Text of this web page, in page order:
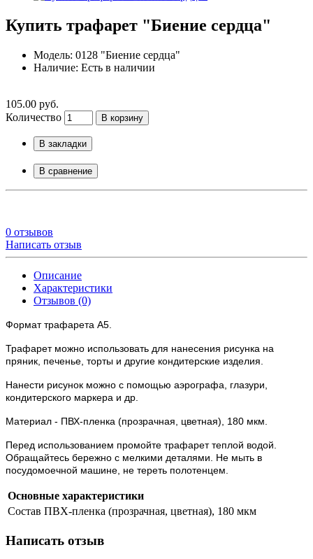
Купить трафарет "Биение сердца"
Модель: 0128 "Биение сердца"
Наличие: Есть в наличии
105.00 руб.
Количество
В корзину
В закладки
В сравнение
0 отзывов
Написать отзыв
Описание
Характеристики
Отзывов (0)
Формат трафарета А5.
Трафарет можно использовать для нанесения рисунка на
пряник, печенье, торты и другие кондитерские изделия.
Нанести рисунок можно с помощью аэрографа, глазури,
кондитерского маркера и др.
Материал - ПВХ-пленка (прозрачная, цветная), 180 мкм.
Перед использованием промойте трафарет теплой водой.
Обращайтесь бережно с мелкими деталями. Не мыть в
посудомоечной машине, не тереть полотенцем.
Основные характеристики
Состав ПВХ-пленка (прозрачная, цветная), 180 мкм
Написать отзыв